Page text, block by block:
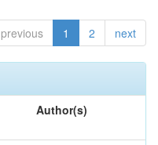
previous 1 2 next
Author(s)